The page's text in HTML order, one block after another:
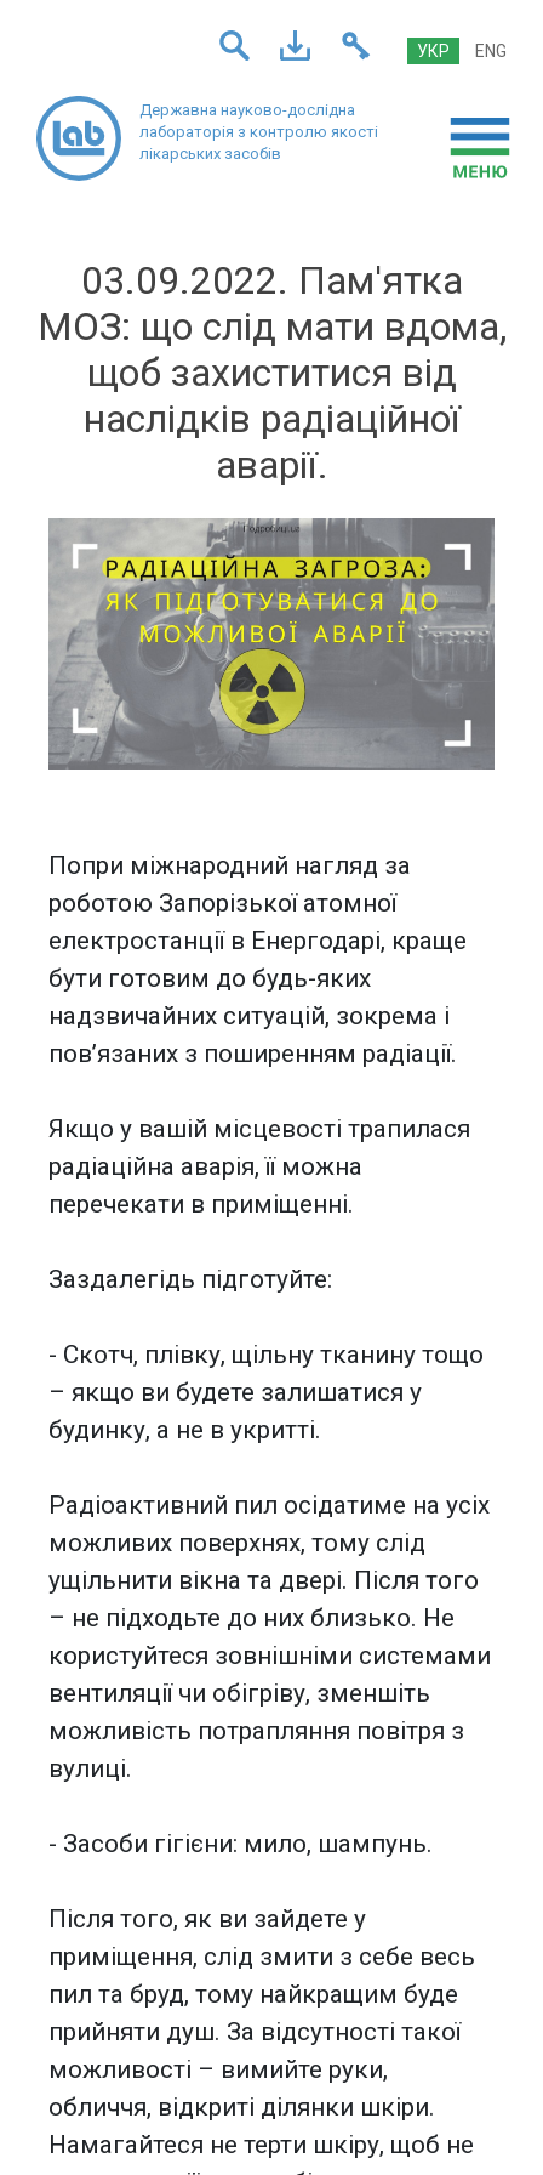
УКР ENG
Державна науково-дослідна
лабораторія з контролю якості
лікарських засобів
03.09.2022. Пам'ятка
МОЗ: що слід мати вдома,
щоб захиститися від
наслідків радіаційної
аварії.
Попри міжнародний нагляд за
роботою Запорізької атомної
електростанції в Енергодарі, краще
бути готовим до будь-яких
надзвичайних ситуацій, зокрема і
пов’язаних з поширенням радіації.
Якщо у вашій місцевості трапилася
радіаційна аварія, її можна
перечекати в приміщенні.
Заздалегідь підготуйте:
- Скотч, плівку, щільну тканину тощо
– якщо ви будете залишатися у
будинку, а не в укритті.
Радіоактивний пил осідатиме на усіх
можливих поверхнях, тому слід
ущільнити вікна та двері. Після того
– не підходьте до них близько. Не
користуйтеся зовнішніми системами
вентиляції чи обігріву, зменшіть
можливість потрапляння повітря з
вулиці.
- Засоби гігієни: мило, шампунь.
Після того, як ви зайдете у
приміщення, слід змити з себе весь
пил та бруд, тому найкращим буде
прийняти душ. За відсутності такої
можливості – вимийте руки,
обличчя, відкриті ділянки шкіри.
Намагайтеся не терти шкіру, щоб не